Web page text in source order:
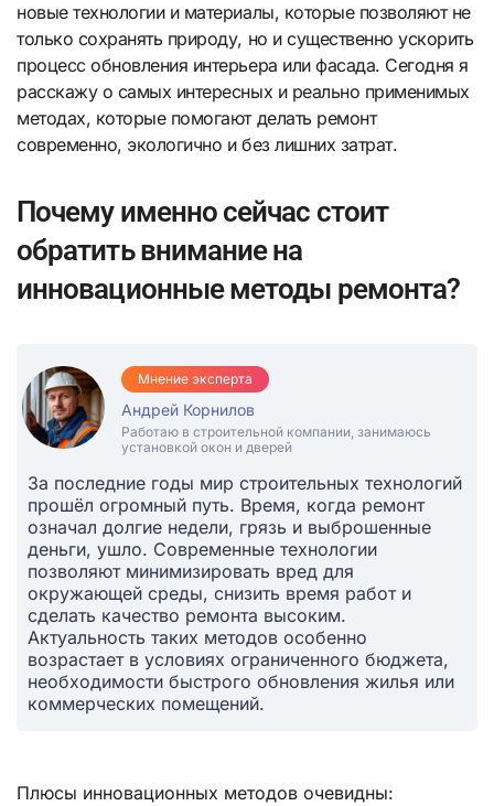
новые технологии и материалы, которые позволяют не
только сохранять природу, но и существенно ускорить
процесс обновления интерьера или фасада. Сегодня я
расскажу о самых интересных и реально применимых
методах, которые помогают делать ремонт
современно, экологично и без лишних затрат.
Почему именно сейчас стоит
обратить внимание на
инновационные методы ремонта?
Мнение эксперта
Андрей Корнилов
Работаю в строительной компании, занимаюсь
установкой окон и дверей
За последние годы мир строительных технологий
прошёл огромный путь. Время, когда ремонт
означал долгие недели, грязь и выброшенные
деньги, ушло. Современные технологии
позволяют минимизировать вред для
окружающей среды, снизить время работ и
сделать качество ремонта высоким.
Актуальность таких методов особенно
возрастает в условиях ограниченного бюджета,
необходимости быстрого обновления жилья или
коммерческих помещений.
Плюсы инновационных методов очевидны: